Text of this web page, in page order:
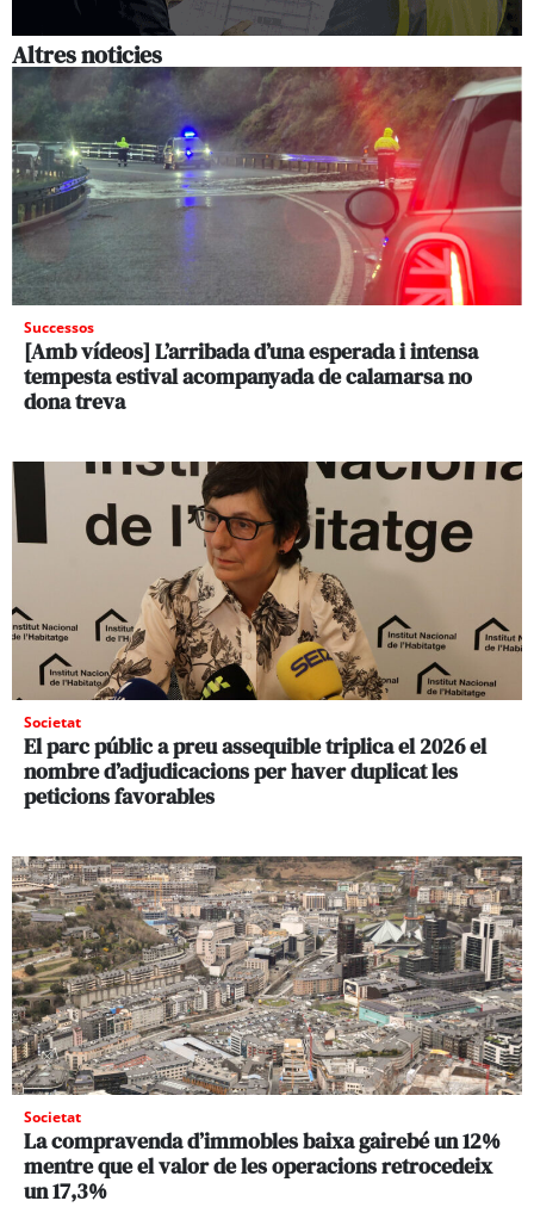
Altres noticies
Successos
[Amb vídeos] L’arribada d’una esperada i intensa
tempesta estival acompanyada de calamarsa no
dona treva
Societat
El parc públic a preu assequible triplica el 2026 el
nombre d’adjudicacions per haver duplicat les
peticions favorables
Societat
La compravenda d’immobles baixa gairebé un 12%
mentre que el valor de les operacions retrocedeix
un 17,3%